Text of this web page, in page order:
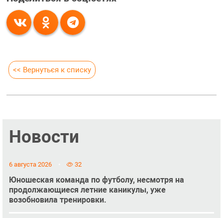
<< Вернуться к списку
Новости
6 августа 2026 32
Юношеская команда по футболу, несмотря на
продолжающиеся летние каникулы, уже
возобновила тренировки.